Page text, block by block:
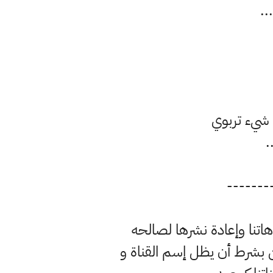
تربوي
وإعادة نشرها لصالحه
بشرط أن يظل إسم القناة و